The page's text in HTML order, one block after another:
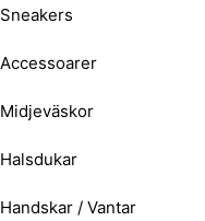
Sneakers
Accessoarer
Midjeväskor
Halsdukar
Handskar / Vantar